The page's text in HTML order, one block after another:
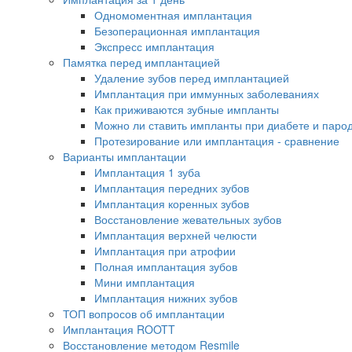
Одномоментная имплантация
Безоперационная имплантация
Экспресс имплантация
Памятка перед имплантацией
Удаление зубов перед имплантацией
Имплантация при иммунных заболеваниях
Как приживаются зубные импланты
Можно ли ставить импланты при диабете и
Протезирование или имплантация - сравнение
Варианты имплантации
Имплантация 1 зуба
Имплантация передних зубов
Имплантация коренных зубов
Восстановление жевательных зубов
Имплантация верхней челюсти
Имплантация при атрофии
Полная имплантация зубов
Мини имплантация
Имплантация нижних зубов
ТОП вопросов об имплантации
Имплантация ROOTT
Восстановление методом Resmile